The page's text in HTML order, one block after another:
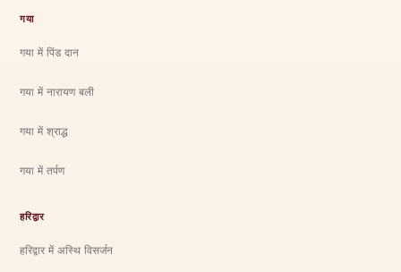
गया
गया में पिंड दान
गया में नारायण बली
गया में श्राद्ध
गया में तर्पण
हरिद्वार
हरिद्वार में अस्थि विसर्जन